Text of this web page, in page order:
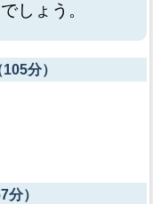
しょう。
分）
）